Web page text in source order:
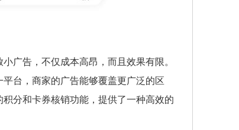
广告，不仅成本高昂，而且效果有限。
台，商家的广告能够覆盖更广泛的区
分和卡券核销功能，提供了一种高效的